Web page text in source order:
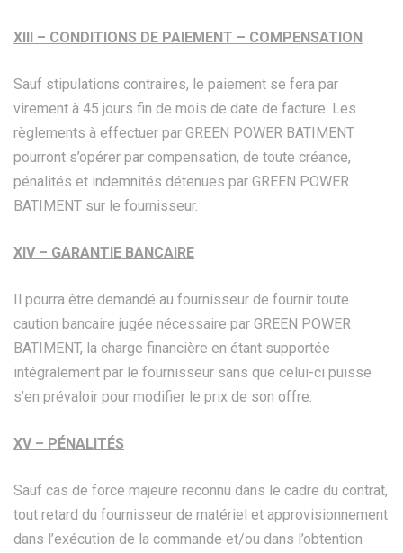
XIII – CONDITIONS DE PAIEMENT – COMPENSATION
Sauf stipulations contraires, le paiement se fera par
virement à 45 jours fin de mois de date de facture. Les
règlements à effectuer par GREEN POWER BATIMENT
pourront s’opérer par compensation, de toute créance,
pénalités et indemnités détenues par GREEN POWER
BATIMENT sur le fournisseur.
XIV – GARANTIE BANCAIRE
Il pourra être demandé au fournisseur de fournir toute
caution bancaire jugée nécessaire par GREEN POWER
BATIMENT, la charge financière en étant supportée
intégralement par le fournisseur sans que celui-ci puisse
s’en prévaloir pour modifier le prix de son offre.
XV – PÉNALITÉS
Sauf cas de force majeure reconnu dans le cadre du contrat,
tout retard du fournisseur de matériel et approvisionnement
dans l’exécution de la commande et/ou dans l’obtention